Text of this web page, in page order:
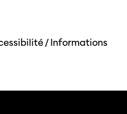
pas de manière
Explorer. Veuillez
/Informations